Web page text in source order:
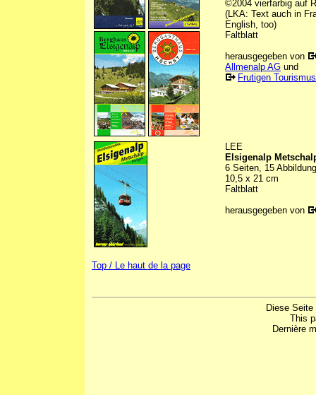
©2004 vierfarbig auf
(LKA: Text auch in
English, too)
Faltblatt
herausgegeben von
Allmenalp AG und
Frutigen Tourismus
LEE
Elsigenalp
6 Seiten, 15
10,5 x 21 cm
Faltblatt
herausgegeben von
Top / Le haut de la page
Diese
This
Dernière